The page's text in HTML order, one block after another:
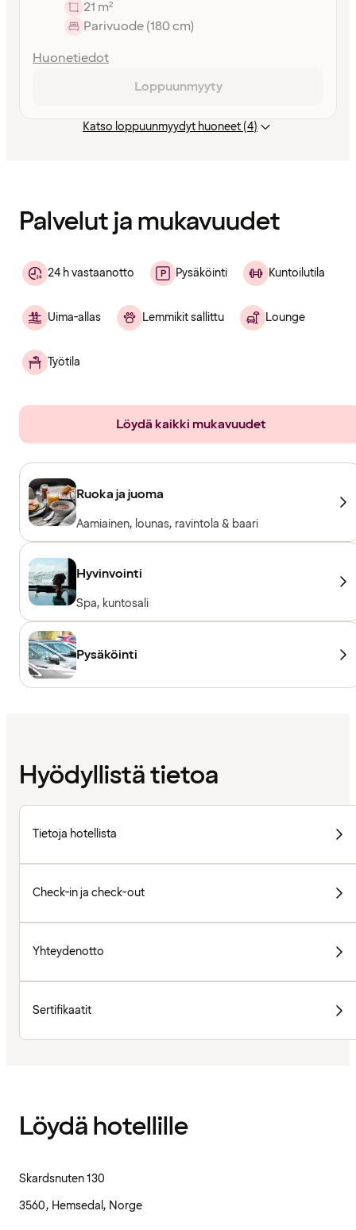
21 m²
Parivuode (180 cm)
Huonetiedot
Loppuunmyyty
Katso loppuunmyydyt huoneet (4)
Palvelut ja mukavuudet
24 h vastaanotto Pysäköinti Kuntoilutila
Uima-allas Lemmikit sallittu Lounge
Työtila
Löydä kaikki mukavuudet
Ruoka ja juoma
Aamiainen, lounas, ravintola & baari
Hyvinvointi
Spa, kuntosali
Pysäköinti
Hyödyllistä tietoa
Tietoja hotellista
Check-in ja check-out
Yhteydenotto
Sertifikaatit
Löydä hotellille
Skardsnuten 130
3560, Hemsedal, Norge